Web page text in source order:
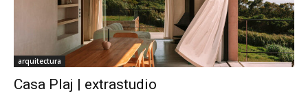
arquitectura
Casa Plaj | extrastudio